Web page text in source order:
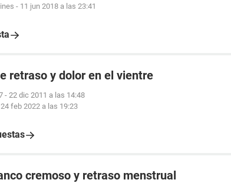
- 11 jun 2018 a las 23:41
retraso y dolor en el vientre
- 22 dic 2011 a las 14:48
24 feb 2022 a las 19:23
cremoso y retraso menstrual